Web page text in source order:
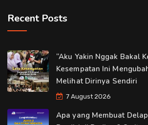
Recent Posts
“Aku Yakin Nggak Bakal
Kesempatan Ini
Melihat Dirinya Sendiri
7 August 2026
Apa yang Membuat